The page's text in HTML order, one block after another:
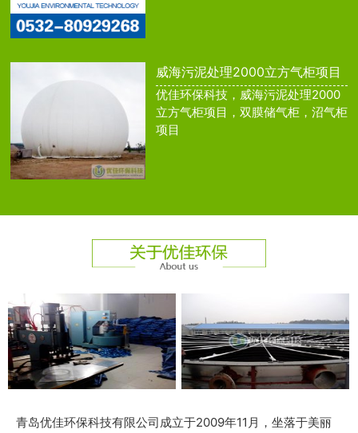
威海污泥处理2000立方气柜项目
优佳环保科技，威海污泥处理2000
立方气柜项目，双膜储气柜，沼气柜
项目
青岛优佳环保科技有限公司成立于2009年11月，坐落于美丽